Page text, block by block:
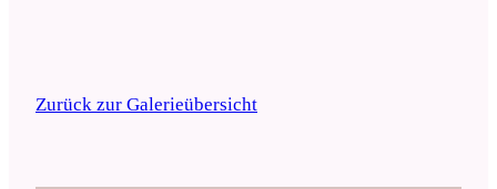
Zurück zur Galerieübersicht